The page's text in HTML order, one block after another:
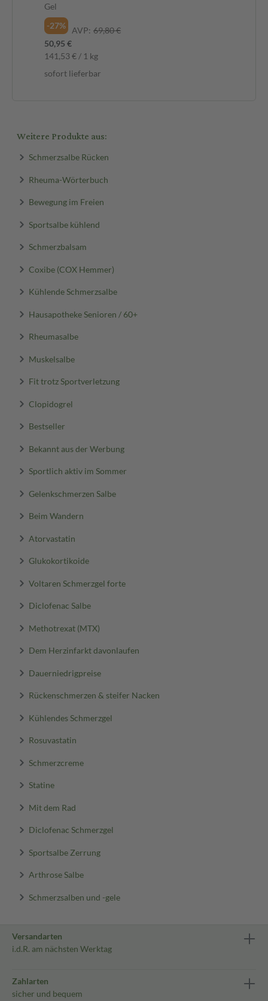
Gel
-27%
AVP: 69,80 €
50,95 €
141,53 € / 1 kg
sofort lieferbar
Weitere Produkte aus:
Schmerzsalbe Rücken
Rheuma-Wörterbuch
Bewegung im Freien
Sportsalbe kühlend
Schmerzbalsam
Coxibe (COX Hemmer)
Kühlende Schmerzsalbe
Hausapotheke Senioren / 60+
Rheumasalbe
Muskelsalbe
Fit trotz Sportverletzung
Clopidogrel
Bestseller
Bekannt aus der Werbung
Sportlich aktiv im Sommer
Gelenkschmerzen Salbe
Beim Wandern
Atorvastatin
Glukokortikoide
Voltaren Schmerzgel forte
Diclofenac Salbe
Methotrexat (MTX)
Dem Herzinfarkt davonlaufen
Dauerniedrigpreise
Rückenschmerzen & steifer Nacken
Kühlendes Schmerzgel
Rosuvastatin
Schmerzcreme
Statine
Mit dem Rad
Diclofenac Schmerzgel
Sportsalbe Zerrung
Arthrose Salbe
Schmerzsalben und -gele
Versandarten
i.d.R. am nächsten Werktag
Zahlarten
sicher und bequem